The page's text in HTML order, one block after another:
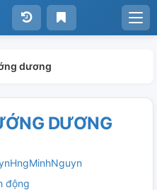
dương
DƯƠNG
động